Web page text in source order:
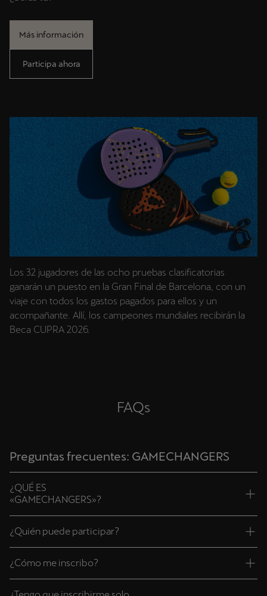
Más información
Participa ahora
Los 32 jugadores de las ocho pruebas clasificatorias
ganarán un puesto en la Gran Final de Barcelona, con un
viaje con todos los gastos pagados para ellos y un
acompañante. Allí, los campeones mundiales recibirán la
Beca CUPRA 2026.
FAQs
Preguntas frecuentes: GAMECHANGERS
¿QUÉ ES
«GAMECHANGERS»?
¿Quién puede participar?
¿Cómo me inscribo?